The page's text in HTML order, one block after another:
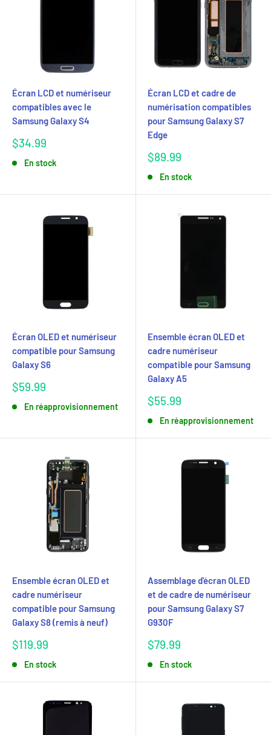
Écran LCD et numériseur
compatibles avec le
Samsung Galaxy S4
Prix
$34.99
En stock
Écran LCD et cadre de
numérisation compatibles
pour Samsung Galaxy S7
Edge
Prix
$89.99
En stock
Écran OLED et numériseur
compatible pour Samsung
Galaxy S6
Prix
$59.99
En réapprovisionnement
Ensemble écran OLED et
cadre numériseur
compatible pour Samsung
Galaxy A5
Prix
$55.99
En réapprovisionnement
Ensemble écran OLED et
cadre numériseur
compatible pour Samsung
Galaxy S8 (remis à neuf)
Prix
$119.99
En stock
Assemblage d'écran OLED
et de cadre de numériseur
pour Samsung Galaxy S7
G930F
Prix
$79.99
En stock